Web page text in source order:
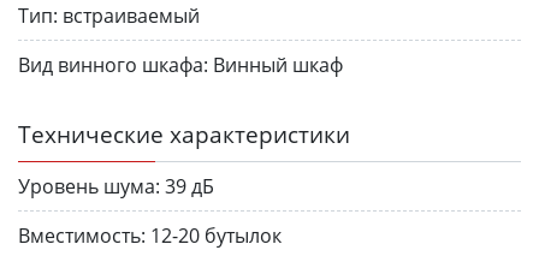
Тип: встраиваемый
Вид винного шкафа: Винный шкаф
Технические характеристики
Уровень шума: 39 дБ
Вместимость: 12-20 бутылок